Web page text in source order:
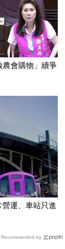
會購物」續爭
運、車站只進
Recommended by